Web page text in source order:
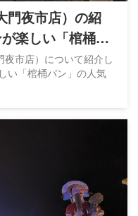
門夜市店）の紹
楽しい「棺桶パ
市店）について紹介し
い「棺桶パン」の人気